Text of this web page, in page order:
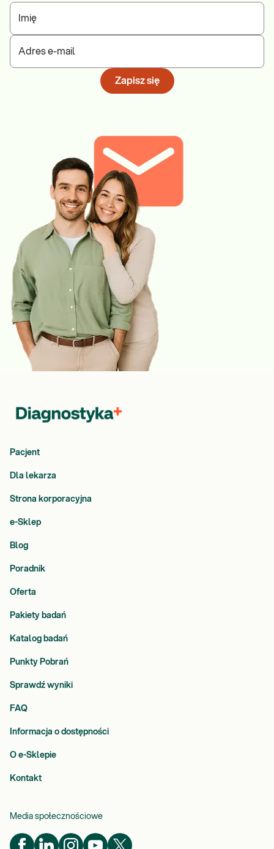
Imię
Adres e-mail
Zapisz się
Pacjent
Dla lekarza
Strona korporacyjna
e-Sklep
Blog
Poradnik
Oferta
Pakiety badań
Katalog badań
Punkty Pobrań
Sprawdź wyniki
FAQ
Informacja o dostępności
O e-Sklepie
Kontakt
Media społecznościowe